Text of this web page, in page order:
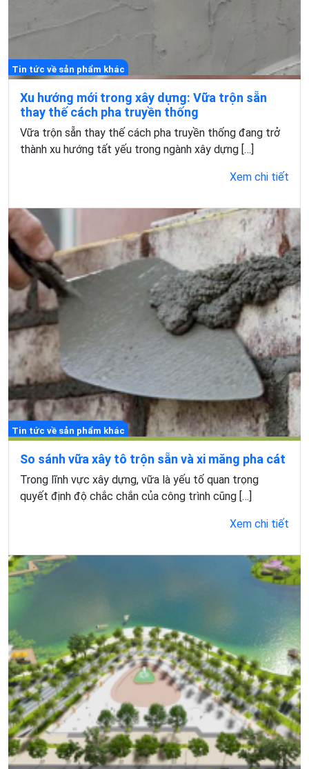
Tin tức về sản phẩm khác
Xu hướng mới trong xây dựng: Vữa trộn sẵn
thay thế cách pha truyền thống
Vữa trộn sẵn thay thế cách pha truyền thống đang trở
thành xu hướng tất yếu trong ngành xây dựng […]
Xem chi tiết
Tin tức về sản phẩm khác
So sánh vữa xây tô trộn sẵn và xi măng pha cát
Trong lĩnh vực xây dựng, vữa là yếu tố quan trọng
quyết định độ chắc chắn của công trình cũng […]
Xem chi tiết